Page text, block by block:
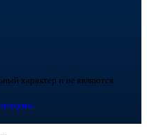
характер и не являются